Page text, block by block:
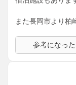
また長岡市より柏
参考になった